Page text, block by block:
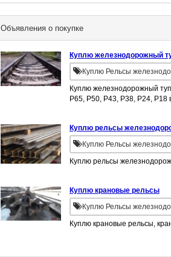
Объявления о покупке
Куплю железнодорожный
Куплю Рельсы
Куплю железнодорожный
Р65, Р50, Р43, Р38, Р24, Р18
Куплю рельсы
Куплю Рельсы
Куплю рельсы
Куплю крановые рельсы
Куплю Рельсы
Куплю крановые рельсы,